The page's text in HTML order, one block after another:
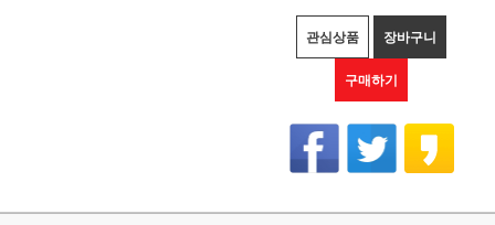
관심상품 장바구니
구매하기